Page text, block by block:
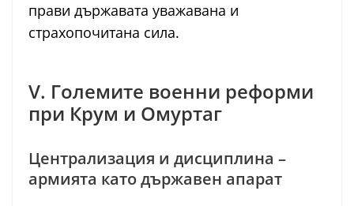
прави държавата уважавана и
страхопочитана сила.
V. Големите военни реформи
при Крум и Омуртаг
Централизация и дисциплина –
армията като държавен апарат